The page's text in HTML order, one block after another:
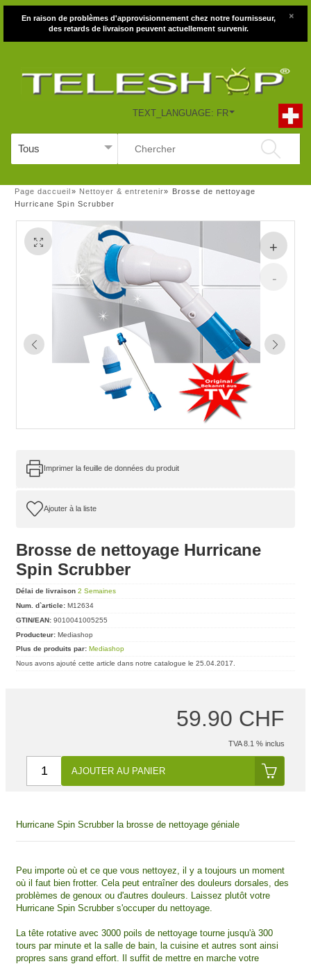
En raison de problèmes d'approvisionnement chez notre fournisseur,
des retards de livraison peuvent actuellement survenir.
×
TEXT_LANGUAGE: FR
Page daccueil» Nettoyer & entretenir» Brosse de nettoyage
Hurricane Spin Scrubber
Imprimer la feuille de données du produit
Brosse de nettoyage Hurricane
Spin Scrubber
Délai de livraison 2 Semaines
Num. d`article: M12634
GTIN/EAN: 9010041005255
Producteur: Mediashop
Plus de produits par: Mediashop
Nous avons ajouté cette article dans notre catalogue le 25.04.2017.
59.90 CHF
TVA 8.1 % inclus
AJOUTER AU PANIER
Hurricane Spin Scrubber la brosse de nettoyage géniale
Peu importe où et ce que vous nettoyez, il y a toujours un moment
où il faut bien frotter. Cela peut entraîner des douleurs dorsales, des
problèmes de genoux ou d'autres douleurs. Laissez plutôt votre
Hurricane Spin Scrubber s'occuper du nettoyage.
La tête rotative avec 3000 poils de nettoyage tourne jusqu'à 300
tours par minute et la salle de bain, la cuisine et autres sont ainsi
propres sans grand effort. Il suffit de mettre en marche votre